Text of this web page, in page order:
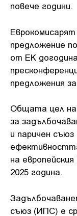
повече години.
предложение
от ЕК
предложения
Общата цел на
за
и паричен
на
2025 година.
съюз (ИПС) е